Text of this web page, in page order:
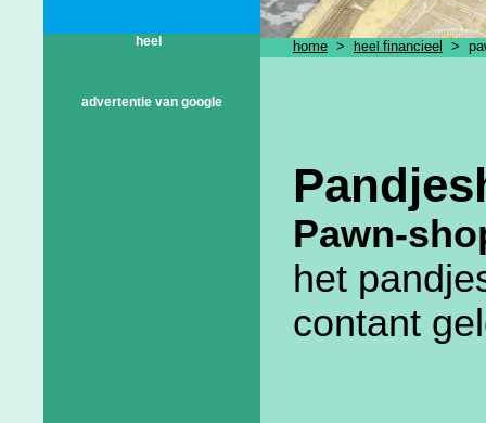
heel
advertentie van google
home > heel financieel >
Pawn-
het
contant